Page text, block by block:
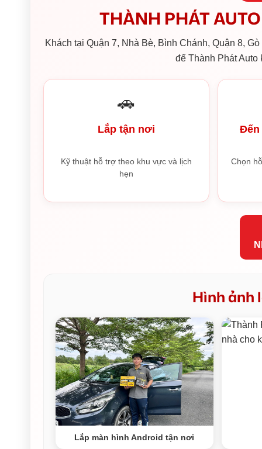
THÀNH PHÁT
Khách tại Quận 7, Nhà Bè, Bình Chánh, Quận 8,
để Thành Phát Auto
🚗
Lắp tận nơi
Kỹ thuật hỗ trợ theo khu vực và lịch
hẹn
Đến
Chọn
Hình ảnh
Lắp màn hình Android tận nơi